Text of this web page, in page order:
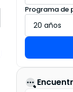
Programa de